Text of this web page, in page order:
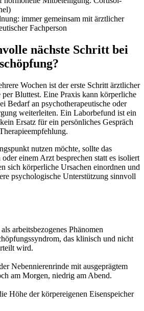
immer gemeinsam mit ärztlicher
Fachperson
nächste Schritt bei
Wochen ist der erste Schritt ärztlicher
per Bluttest. Eine Praxis kann körperliche
Bedarf an psychotherapeutische oder
weiterleiten. Ein Laborbefund ist ein
Ersatz für ein persönliches Gespräch
nutzen möchte, sollte das
einem Arzt besprechen statt es isoliert
sich körperliche Ursachen einordnen und
psychologische Unterstützung sinnvoll
arbeitsbezogenes Phänomen
das klinisch und nicht
wird.
Nebennierenrinde mit ausgeprägtem
am Morgen, niedrig am Abend.
Höhe der körpereigenen Eisenspeicher